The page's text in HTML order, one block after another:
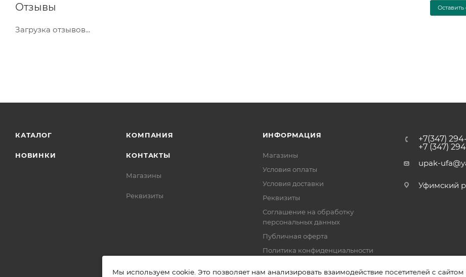
Отзывы Оставить
Загрузка отзывов...
КАТАЛОГ
НОВИНКИ
КОМПАНИЯ
КОНТАКТЫ
Магазины
Реквизиты
ИНФОРМАЦИЯ
Магазины
Условия оплаты
Условия доставки
Реквизиты
Соглашение на обработку
персональных данных
Публичная оферта
Политика конфиденциальности
+7(347)
+7 (347)
upak-
Уфимский
Мы используем cookie. Это позволяет нам анализировать взаимодействие посетителей с сайтом